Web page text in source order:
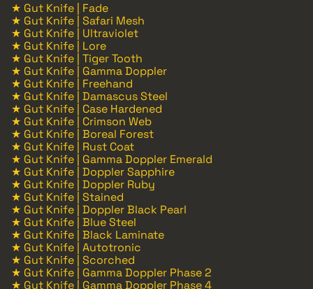
★ Gut Knife | Fade
★ Gut Knife | Safari Mesh
★ Gut Knife | Ultraviolet
★ Gut Knife | Lore
★ Gut Knife | Tiger Tooth
★ Gut Knife | Gamma Doppler
★ Gut Knife | Freehand
★ Gut Knife | Damascus Steel
★ Gut Knife | Case Hardened
★ Gut Knife | Crimson Web
★ Gut Knife | Boreal Forest
★ Gut Knife | Rust Coat
★ Gut Knife | Gamma Doppler Emerald
★ Gut Knife | Doppler Sapphire
★ Gut Knife | Doppler Ruby
★ Gut Knife | Stained
★ Gut Knife | Doppler Black Pearl
★ Gut Knife | Blue Steel
★ Gut Knife | Black Laminate
★ Gut Knife | Autotronic
★ Gut Knife | Scorched
★ Gut Knife | Gamma Doppler Phase 2
★ Gut Knife | Gamma Doppler Phase 4